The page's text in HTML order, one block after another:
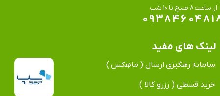
​​​​​​​از ساعت ۸ صبح تا ۱۰ شب
لینک های مفید
سامانه رهگیری ارسال ( ماهِکس )
خرید قسطی ( رزرو کالا )